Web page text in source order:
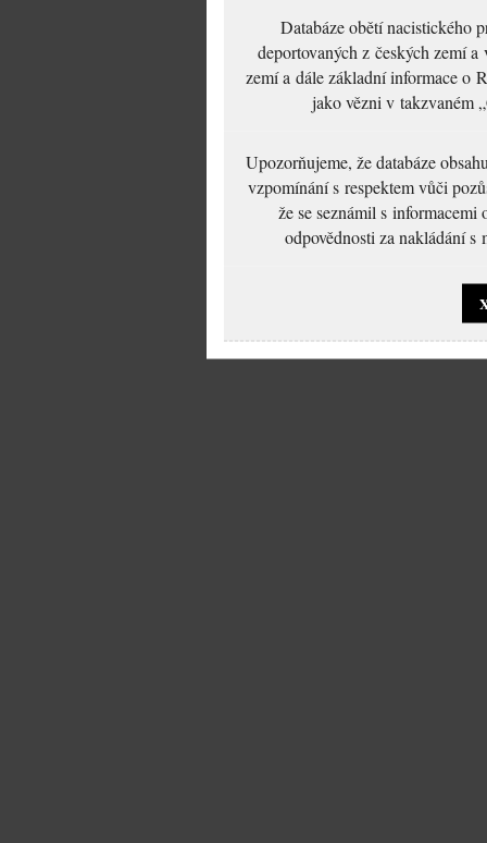
Databáze obětí nacistického
deportovaných z českých zemí
zemí a dále základní informace o
jako vězni v takzvaném
Upozorňujeme, že databáze
vzpomínání s respektem vůči
že se seznámil s
odpovědnosti za nakládání